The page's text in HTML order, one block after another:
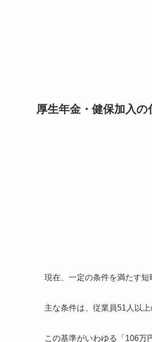
厚生年金・健保加入の
現在、一定の条件を満たす
主な条件は、従業員51人以
この基準がいわゆる「106万